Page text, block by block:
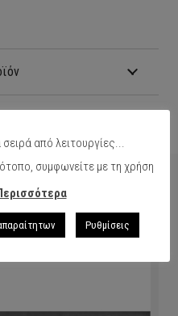
από λειτουργίες...
συμφωνείτε με τη χρήση
Ρυθμίσεις